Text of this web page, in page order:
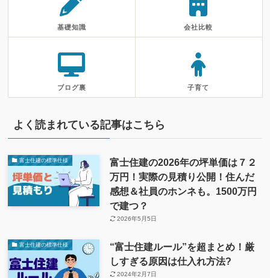
基礎知識 会社比較
ブログ裏 子育て
よく読まれている記事はこちら
富士住建の標準仕様
富士住建の2026年の坪単価は７２
万円！実際の見積り公開！住んだ
感想＆社員のホンネも。1500万円
で建つ？
2026年5月5日
富士住建の標準仕様
“富士住建ルール”を超まとめ！厳
しすぎる原因は仕入れ方法?
2024年2月7日